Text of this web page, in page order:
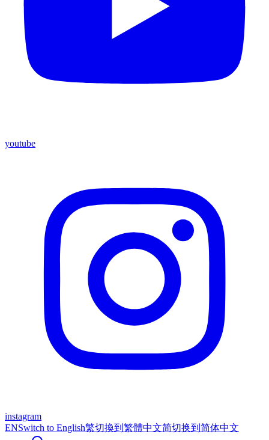
youtube
instagram
ENSwitch to English繁切換到繁體中文简切换到简体中文